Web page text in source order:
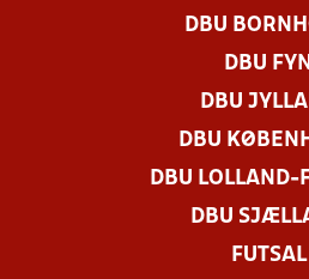
DBU
DBU FYN
DBU
DBU
DBU LOLLAND-
DBU
FUTSAL